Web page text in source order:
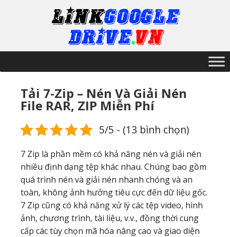
Tải 7-Zip – Nén Và Giải Nén
File RAR, ZIP Miễn Phí
5/5 - (13 bình chọn)
7 Zip là phần mềm có khả năng nén và giải nén
nhiều định dạng tệp khác nhau. Chúng bao gồm
quá trình nén và giải nén nhanh chóng và an
toàn, không ảnh hưởng tiêu cực đến dữ liệu gốc.
7 Zip cũng có khả năng xử lý các tệp video, hình
ảnh, chương trình, tài liệu, v.v., đồng thời cung
cấp các tùy chọn mã hóa nâng cao và giao diện